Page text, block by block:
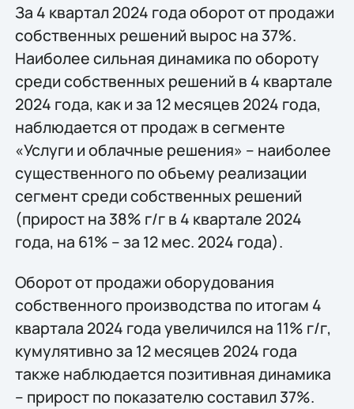
За 4 квартал 2024 года оборот от продажи
собственных решений вырос на 37%.
Наиболее сильная динамика по обороту
среди собственных решений в 4 квартале
2024 года, как и за 12 месяцев 2024 года,
наблюдается от продаж в сегменте
«Услуги и облачные решения» – наиболее
существенного по объему реализации
сегмент среди собственных решений
(прирост на 38% г/г в 4 квартале 2024
года, на 61% – за 12 мес. 2024 года).
Оборот от продажи оборудования
собственного производства по итогам 4
квартала 2024 года увеличился на 11% г/г,
кумулятивно за 12 месяцев 2024 года
также наблюдается позитивная динамика
– прирост по показателю составил 37%.